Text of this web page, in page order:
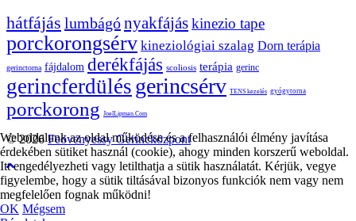
hátfájás lumbágónyakfájáskinezio tape
porckorongsérv kineziológiai szalag Dorn terápia
gerinctorna fájdalom derékfájás scoliosis terápia gerinc
gerincferdülés gerincsérv TENS kezelés gyógytorna
porckorong JoelLipman.Com
© 2026Feövenyessy Gerincközpont
Weboldalunk az oldal működése és a felhasználói élmény javítása
érdekében sütiket használ (cookie), ahogy minden korszerű weboldal.
Itt engedélyezheti vagy letilthatja a sütik használatát. Kérjük, vegye
figyelembe, hogy a sütik tiltásával bizonyos funkciók nem vagy nem
megfelelően fognak működni!
OK Mégsem